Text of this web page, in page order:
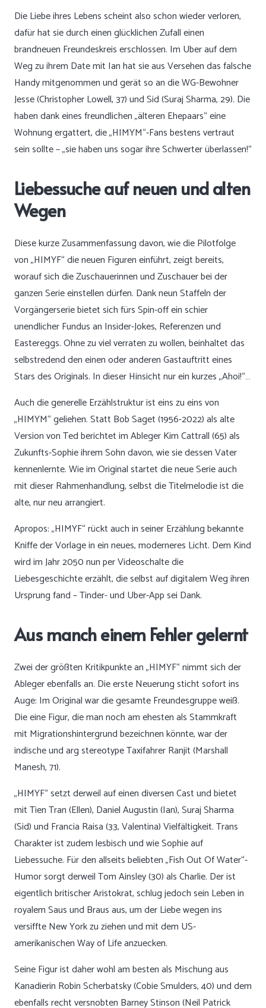
Die Liebe ihres Lebens scheint also schon wieder verloren,
dafür hat sie durch einen glücklichen Zufall einen
brandneuen Freundeskreis erschlossen. Im Uber auf dem
Weg zu ihrem Date mit Ian hat sie aus Versehen das falsche
Handy mitgenommen und gerät so an die WG-Bewohner
Jesse (Christopher Lowell, 37) und Sid (Suraj Sharma, 29). Die
haben dank eines freundlichen „älteren Ehepaars“ eine
Wohnung ergattert, die „HIMYM“-Fans bestens vertraut
sein sollte – „sie haben uns sogar ihre Schwerter überlassen!“
Liebessuche auf neuen und alten
Wegen
Diese kurze Zusammenfassung davon, wie die Pilotfolge
von „HIMYF“ die neuen Figuren einführt, zeigt bereits,
worauf sich die Zuschauerinnen und Zuschauer bei der
ganzen Serie einstellen dürfen. Dank neun Staffeln der
Vorgängerserie bietet sich fürs Spin-off ein schier
unendlicher Fundus an Insider-Jokes, Referenzen und
Eastereggs. Ohne zu viel verraten zu wollen, beinhaltet das
selbstredend den einen oder anderen Gastauftritt eines
Stars des Originals. In dieser Hinsicht nur ein kurzes „Ahoi!“…
Auch die generelle Erzählstruktur ist eins zu eins von
„HIMYM“ geliehen. Statt Bob Saget (1956-2022) als alte
Version von Ted berichtet im Ableger Kim Cattrall (65) als
Zukunfts-Sophie ihrem Sohn davon, wie sie dessen Vater
kennenlernte. Wie im Original startet die neue Serie auch
mit dieser Rahmenhandlung, selbst die Titelmelodie ist die
alte, nur neu arrangiert.
Apropos: „HIMYF“ rückt auch in seiner Erzählung bekannte
Kniffe der Vorlage in ein neues, moderneres Licht. Dem Kind
wird im Jahr 2050 nun per Videoschalte die
Liebesgeschichte erzählt, die selbst auf digitalem Weg ihren
Ursprung fand – Tinder- und Uber-App sei Dank.
Aus manch einem Fehler gelernt
Zwei der größten Kritikpunkte an „HIMYF“ nimmt sich der
Ableger ebenfalls an. Die erste Neuerung sticht sofort ins
Auge: Im Original war die gesamte Freundesgruppe weiß.
Die eine Figur, die man noch am ehesten als Stammkraft
mit Migrationshintergrund bezeichnen könnte, war der
indische und arg stereotype Taxifahrer Ranjit (Marshall
Manesh, 71).
„HIMYF“ setzt derweil auf einen diversen Cast und bietet
mit Tien Tran (Ellen), Daniel Augustin (Ian), Suraj Sharma
(Sid) und Francia Raisa (33, Valentina) Vielfältigkeit. Trans
Charakter ist zudem lesbisch und wie Sophie auf
Liebessuche. Für den allseits beliebten „Fish Out Of Water“-
Humor sorgt derweil Tom Ainsley (30) als Charlie. Der ist
eigentlich britischer Aristokrat, schlug jedoch sein Leben in
royalem Saus und Braus aus, um der Liebe wegen ins
versiffte New York zu ziehen und mit dem US-
amerikanischen Way of Life anzuecken.
Seine Figur ist daher wohl am besten als Mischung aus
Kanadierin Robin Scherbatsky (Cobie Smulders, 40) und dem
ebenfalls recht versnobten Barney Stinson (Neil Patrick